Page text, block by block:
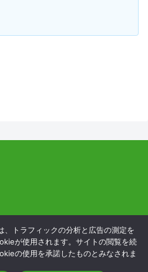
記
望の方はこちら
、トラフィックの分析と広告の測定を
が使用されます。サイトの閲覧を続
の使用を承諾したものとみなされま